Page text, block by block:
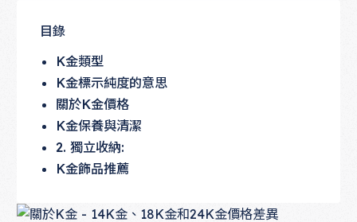
目錄
K金類型
K金標示純度的意思
關於K金價格
K金保養與清潔
2. 獨立收納:
K金飾品推薦